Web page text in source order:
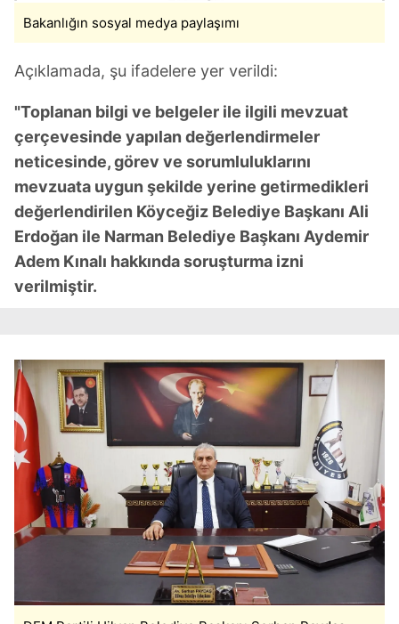
kılınması ve kişiselleştirilmesi ve sizlere yönelik
sınırlı olarak açık rızanız dahilinde kullanılacaktır.
Çerezlere ilişkin tercihlerinizi aşağıda yer alan panel
vasıtasıyla belirleyebilirsiniz. Çerezlere ilişkin detaylı bilgi
için Ayarlar butonuna tıklayabilir,Çerez Bilgilendirme
Metnimiziziyaret edebilirsiniz.
6698 sayılı Kişisel Verilerin Korunması Kanunu uyarınca
hazırlanmış Aydınlatma Metnimizi okumak ve sitemizde
ilgili mevzuata uygun olarak kullanılan çerezlerle ilgili bilgi
almak için lütfen
Bakanlığın sosyal medya paylaşımı
Açıklamada, şu ifadelere yer verildi:
"Toplanan bilgi ve belgeler ile ilgili mevzuat
çerçevesinde yapılan değerlendirmeler
neticesinde, görev ve sorumluluklarını
mevzuata uygun şekilde yerine getirmedikleri
değerlendirilen Köyceğiz Belediye Başkanı Ali
Erdoğan ile Narman Belediye Başkanı Aydemir
Adem Kınalı hakkında soruşturma izni
verilmiştir.